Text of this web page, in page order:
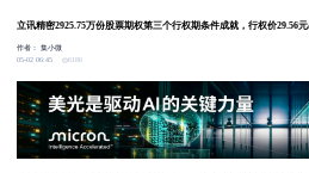
立讯精密2925.75万份股票期权第三个行权期条件成就，行权价29.56
作者：集小微
05-02 06:45
6186